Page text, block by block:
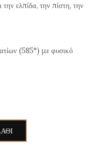
ελπίδα, την πίστη, την
(585°) με φυσικό